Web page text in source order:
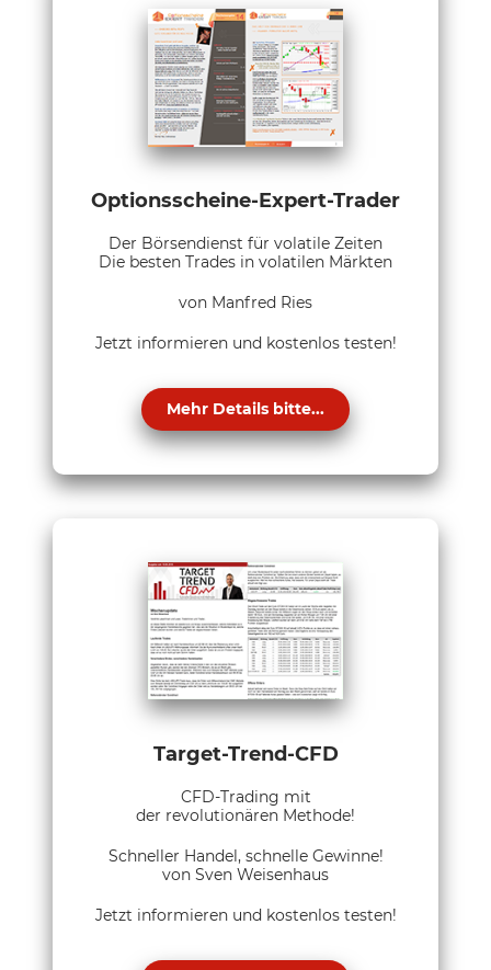
Optionsscheine-Expert-Trader
Der Börsendienst für volatile Zeiten
Die besten Trades in volatilen Märkten
von Manfred Ries
Jetzt informieren und kostenlos testen!
Mehr Details bitte...
Target-Trend-CFD
CFD-Trading mit
der revolutionären Methode!
Schneller Handel, schnelle Gewinne!
von Sven Weisenhaus
Jetzt informieren und kostenlos testen!